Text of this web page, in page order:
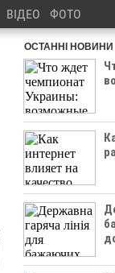
ВІДЕО ФОТО
ОСТАННІ НОВИНИ